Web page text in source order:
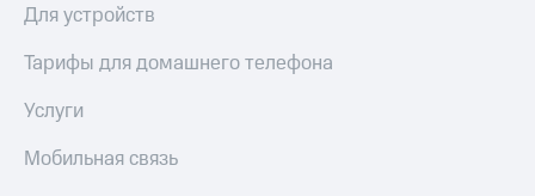
Для устройств
Тарифы для домашнего телефона
Услуги
Мобильная связь